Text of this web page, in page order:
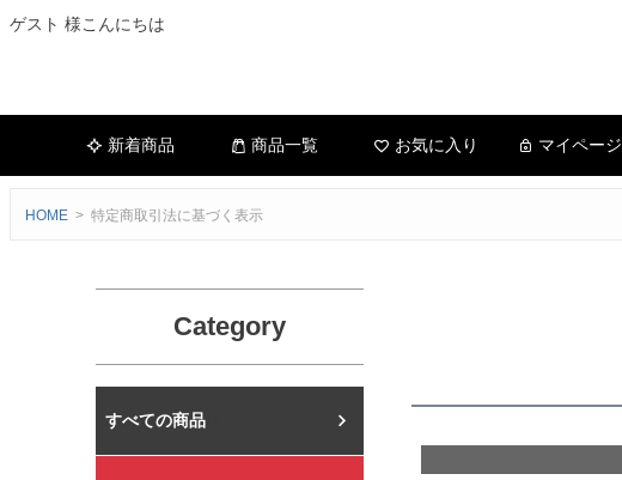
ゲスト 様こんにちは
新着商品 商品一覧 お気に入り マイページ
HOME 特定商取引法に基づく表示
Category
村の鍛冶屋本店